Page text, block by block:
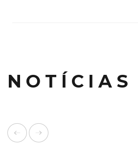
NOTÍCIAS